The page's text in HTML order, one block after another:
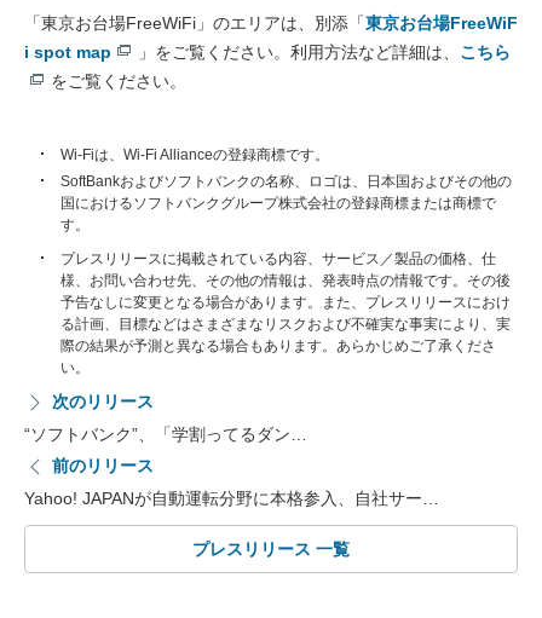
「東京お台場FreeWiFi」のエリアは、別添「東京お台場FreeWiF
i spot map
」をご覧ください。利用方法など詳細は、 こちら
をご覧ください。
Wi-Fiは、Wi-Fi Allianceの登録商標です。
SoftBankおよびソフトバンクの名称、ロゴは、日本国およびその他の
国におけるソフトバンクグループ株式会社の登録商標または商標で
す。
プレスリリースに掲載されている内容、サービス／製品の価格、仕
様、お問い合わせ先、その他の情報は、発表時点の情報です。その後
予告なしに変更となる場合があります。また、プレスリリースにおけ
る計画、目標などはさまざまなリスクおよび不確実な事実により、実
際の結果が予測と異なる場合もあります。あらかじめご了承くださ
い。
次のリリース
“ソフトバンク”、「学割ってるダン…
前のリリース
Yahoo! JAPANが自動運転分野に本格参入、自社サー…
プレスリリース 一覧